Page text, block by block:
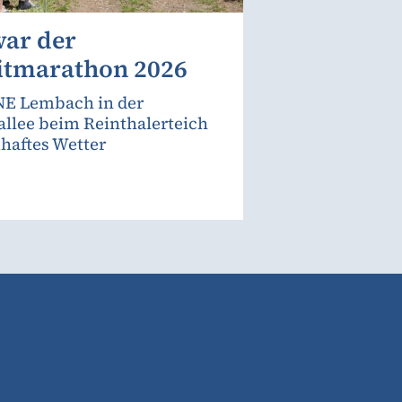
der
2026
Lembach in der
beim Reinthalerteich
Wetter